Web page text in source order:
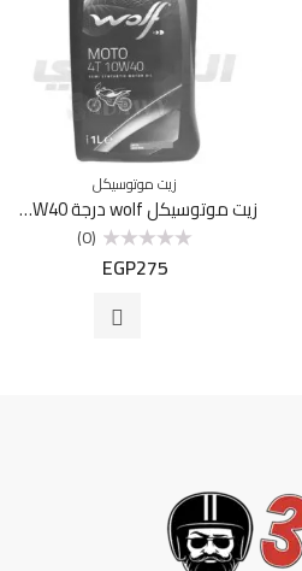
زيت موتوسيكل
زيت موتوسيكل wolf درجة 4T 10W40
التقييم
(0)
EGP275